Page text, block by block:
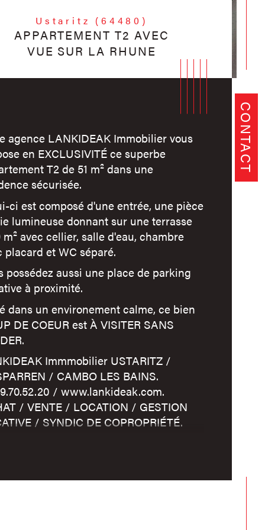
CONTACT
Ustaritz (64480)
APPARTEMENT T2 AVEC
VUE SUR LA RHUNE
Valeurs
de pièces
de niveaux
agence LANKIDEAK Immobilier vous
en EXCLUSIVITÉ ce superbe
T2 de 51 m² dans une
sécurisée.
ci est composé d'une entrée, une pièce
lumineuse donnant sur une terrasse
m² avec cellier, salle d'eau, chambre
placard et WC séparé.
possédez aussi une place de parking
à proximité.
dans un environement calme, ce bien
DE COEUR est À VISITER SANS
Immmobilier USTARITZ /
/ CAMBO LES BAINS.
/ www.lankideak.com.
/ VENTE / LOCATION / GESTION
/ SYNDIC DE COPROPRIÉTÉ.